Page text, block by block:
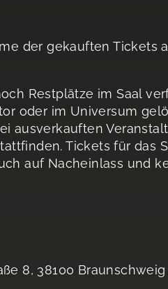
der gekauften Tickets
Restplätze im Saal
oder im Universum
ausverkauften
Tickets für das
auf Nacheinlass und
8, 38100 Braunschweig